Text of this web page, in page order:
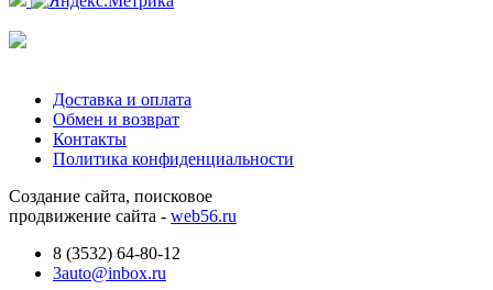
Доставка и оплата
Обмен и возврат
Контакты
Политика конфиденциальности
Создание сайта, поисковое
продвижение сайта - web56.ru
8 (3532) 64-80-12
3auto@inbox.ru